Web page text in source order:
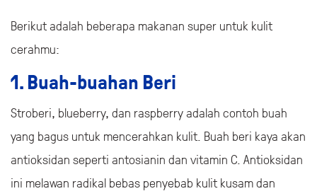
Berikut adalah beberapa makanan super untuk kulit
cerahmu:
1. Buah-buahan Beri
Stroberi, blueberry, dan raspberry adalah contoh buah
yang bagus untuk mencerahkan kulit. Buah beri kaya akan
antioksidan seperti antosianin dan vitamin C. Antioksidan
ini melawan radikal bebas penyebab kulit kusam dan